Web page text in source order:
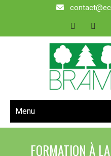
Menu
FORMATION À